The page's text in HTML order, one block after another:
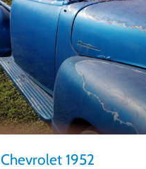
Chevrolet 1952